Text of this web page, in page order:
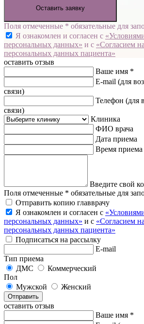
Оставить заявку
Поля отмеченные * обязательные для
Я ознакомлен и согласен с
персональных данных» и с «Согласием
персональных данных пациента»
оставить отзыв
Ваше имя *
E-mail (для
связи)
Телефон (для
связи)
Клиника
ФИО врача
Дата приема
Время приема
Введите свой
Поля отмеченные * обязательные для
Отправить копию главврачу
Я ознакомлен и согласен с
персональных данных» и с «Согласием
персональных данных пациента»
Подписаться на рассылку
E-mail
Тип приема
ДМС
Коммерческий
Пол
Мужской
Женский
Отправить
оставить отзыв
Ваше имя *